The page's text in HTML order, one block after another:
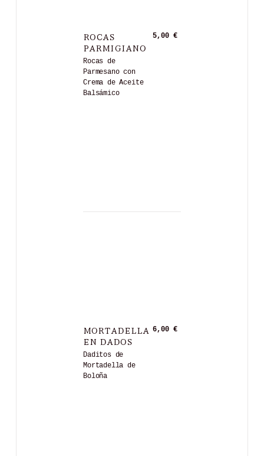
ROCAS
PARMIGIANO
Rocas de
Parmesano con
Crema de Aceite
Balsámico
5,00 €
MORTADELLA
EN DADOS
Daditos de
Mortadella de
Boloña
6,00 €